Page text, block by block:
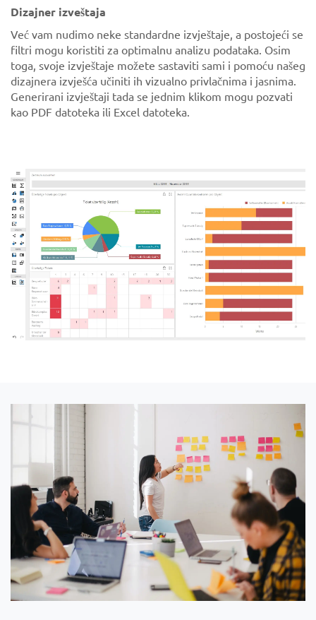
Dizajner izveštaja
Već vam nudimo neke standardne izvještaje, a postojeći se
filtri mogu koristiti za optimalnu analizu podataka. Osim
toga, svoje izvještaje možete sastaviti sami i pomoću našeg
dizajnera izvješća učiniti ih vizualno privlačnima i jasnima.
Generirani izvještaji tada se jednim klikom mogu pozvati
kao PDF datoteka ili Excel datoteka.